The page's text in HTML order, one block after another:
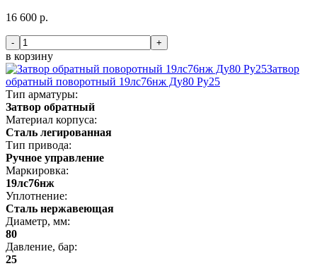
16 600 р.
- +
в корзину
Затвор
обратный поворотный 19лс76нж Ду80 Ру25
Тип арматуры:
Затвор обратный
Материал корпуса:
Сталь легированная
Тип привода:
Ручное управление
Маркировка:
19лс76нж
Уплотнение:
Сталь нержавеющая
Диаметр, мм:
80
Давление, бар:
25